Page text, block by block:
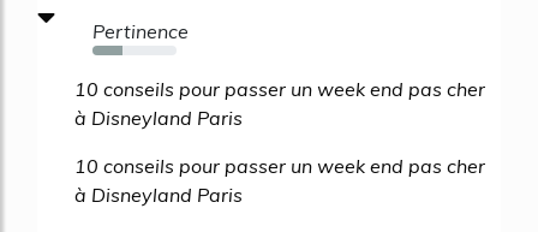
Pertinence
36%
10 conseils pour passer un week end pas cher
à Disneyland Paris
10 conseils pour passer un week end pas cher
à Disneyland Paris